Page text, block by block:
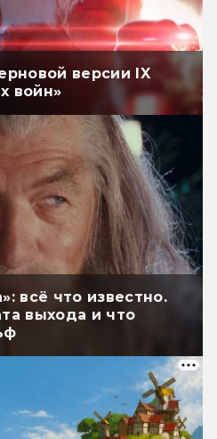
версии IX
войн»
всё что известно.
выхода и что